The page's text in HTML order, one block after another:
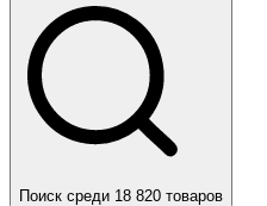
Поиск среди 18 820 товаров